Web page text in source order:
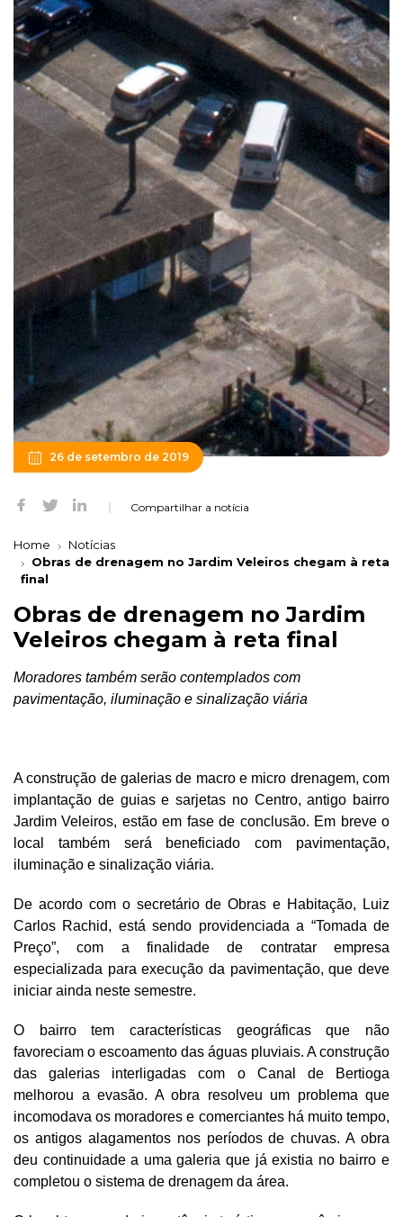
26 de setembro de 2019
Compartilhar a notícia
Home
Notícias
Obras de drenagem no Jardim Veleiros chegam à reta
final
Obras de drenagem no Jardim
Veleiros chegam à reta final
Moradores também serão contemplados com
pavimentação, iluminação e sinalização viária
A construção de galerias de macro e micro drenagem, com
implantação de guias e sarjetas no Centro, antigo bairro
Jardim Veleiros, estão em fase de conclusão. Em breve o
local também será beneficiado com pavimentação,
iluminação e sinalização viária.
De acordo com o secretário de Obras e Habitação, Luiz
Carlos Rachid, está sendo providenciada a “Tomada de
Preço”, com a finalidade de contratar empresa
especializada para execução da pavimentação, que deve
iniciar ainda neste semestre.
O bairro tem características geográficas que não
favoreciam o escoamento das águas pluviais. A construção
das galerias interligadas com o Canal de Bertioga
melhorou a evasão. A obra resolveu um problema que
incomodava os moradores e comerciantes há muito tempo,
os antigos alagamentos nos períodos de chuvas. A obra
deu continuidade a uma galeria que já existia no bairro e
completou o sistema de drenagem da área.